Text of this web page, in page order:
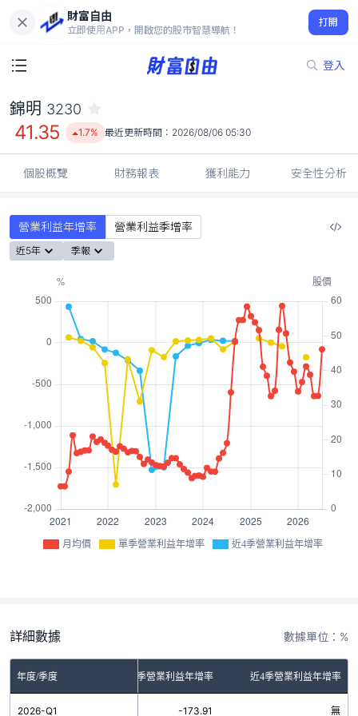
財富自由
立即使用APP，開啟您的股市智慧導航！
打開
登入
41.35
1.7%
錦明 3230
41.35 1.7% 最近更新時間： 2026/08/06 05:30
個股概覽 財務報表 獲利能力 安全性分析
營業利益年增率 營業利益季增率
近5年 季報
月均價 單季營業利益年增率 近4季營業利益年增率
詳細數據 數據單位：%
年度/季度 單季營業利益年增率 近4季營業利益年增率
2026-Q1 -173.91 無